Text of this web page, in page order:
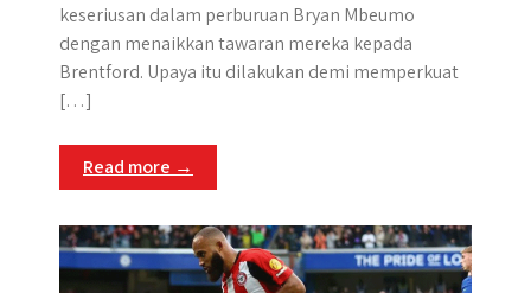
keseriusan dalam perburuan Bryan Mbeumo
dengan menaikkan tawaran mereka kepada
Brentford. Upaya itu dilakukan demi memperkuat
[…]
Read more →